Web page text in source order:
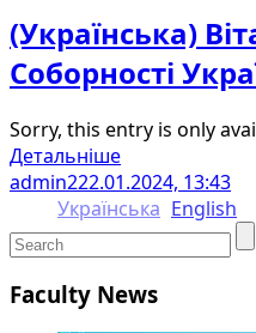
(Українська)
Соборності
Sorry, this entry is only
Детальніше
admin222.01.2024, 13:43
Українська English
Faculty News